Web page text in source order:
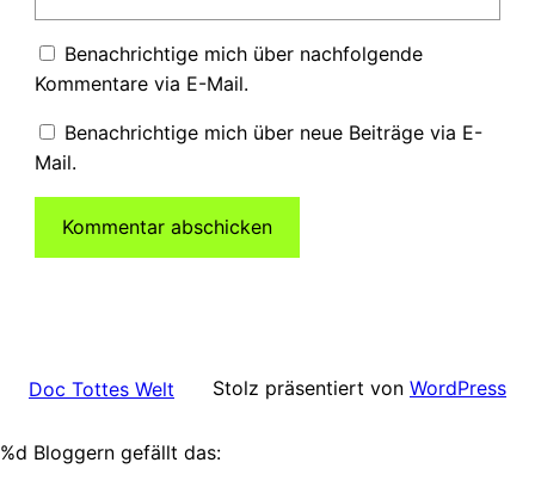
Benachrichtige mich über nachfolgende
Kommentare via E-Mail.
Benachrichtige mich über neue Beiträge via E-
Mail.
Doc Tottes Welt Stolz präsentiert von WordPress
%d Bloggern gefällt das: